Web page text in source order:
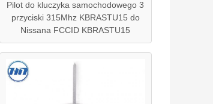
Pilot do kluczyka samochodowego 3
przyciski 315Mhz KBRASTU15 do
Nissana FCCID KBRASTU15